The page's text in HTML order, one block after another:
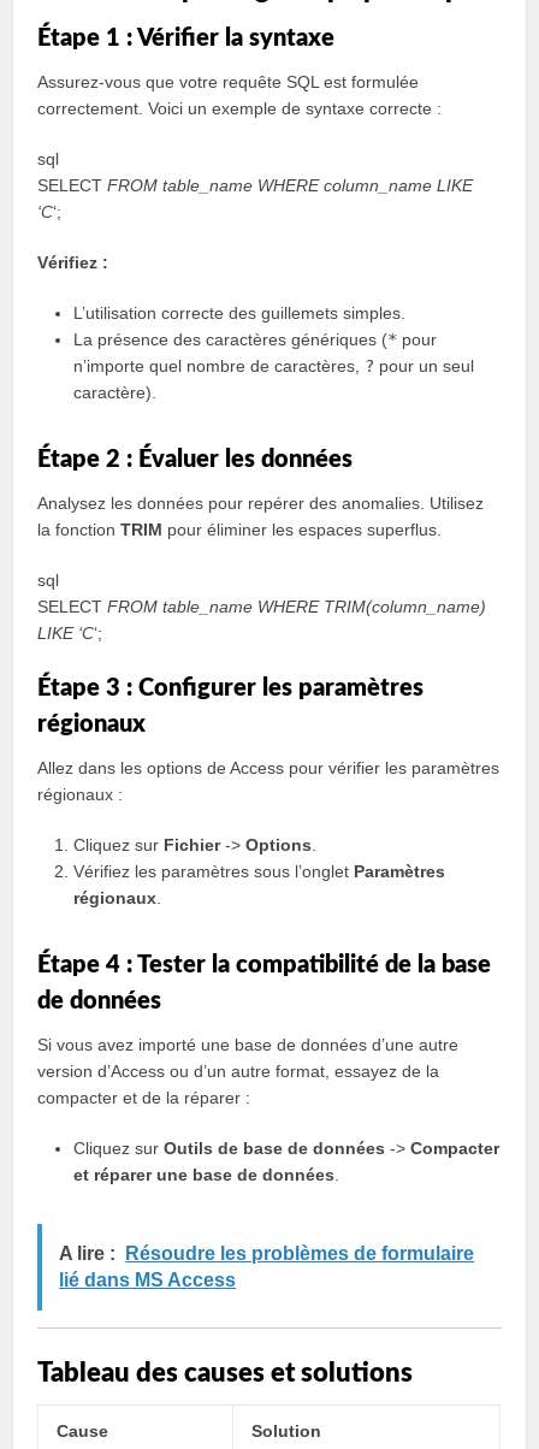
Étape 1 : Vérifier la syntaxe
Assurez-vous que votre requête SQL est formulée
correctement. Voici un exemple de syntaxe correcte :
sql
SELECTFROM table_name WHERE column_name LIKE
‘C‘;
Vérifiez :
L’utilisation correcte des guillemets simples.
La présence des caractères génériques (* pour
n’importe quel nombre de caractères, ? pour un seul
caractère).
Étape 2 : Évaluer les données
Analysez les données pour repérer des anomalies. Utilisez
la fonctionTRIM pour éliminer les espaces superflus.
sql
SELECTFROM table_name WHERE TRIM(column_name)
LIKE ‘C‘;
Étape 3 : Configurer les paramètres
régionaux
Allez dans les options de Access pour vérifier les paramètres
régionaux :
Cliquez sur Fichier->Options
Vérifiez les paramètres sous l’onglet Paramètres
régionaux
Étape 4 : Tester la compatibilité de la base
de données
Si vous avez importé une base de données d’une autre
version d’Access ou d’un autre format, essayez de la
compacter et de la réparer :
Cliquez surOutils de base de données ->Compacter
et réparer une base de données
A lire :
Résoudre les problèmes de formulaire
lié dans MS Access
Tableau des causes et solutions
Cause Solution